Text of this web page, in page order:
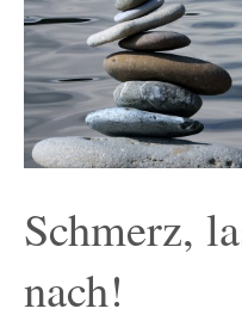
Schmerz,
nach!